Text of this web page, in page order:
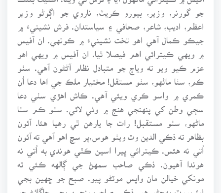
جو گورنر، وزير، بيورو ڪريٽ، ناروي جو اڳوڻو وزير
اعظم، اديب، شاعر، صحافي ۽ سياستدان. فرش نشينيءَ ۾
جيڪو ڪمال آهي اهو تخت نشينيءَ ۾ ڪونهي. ان آفيس
۾ ويهي ڪيترائي اهم فيصلا ٿيا. ان آفيس ۾ ويهي اهو
عزم ڪيو ويو ته وياڄ جو متبادل نظام آڻڻون آهي. سٺو
ڪم، سٺا ماڻهو، سٺو مستقل! مختيار ملڪ جي اها دعا اُن
ڪمري ۾ واسو ڪري ويئي آهي. ڪاش اهڙي سٺي دعا
سڄي وطن کي پنهنجي هنج ۾ وٺي لائي. سٺو ڪم سٺا
ماڻهو، سٺو مستقبل! رات جا يارهن ٿي رهيا هئا. آئون
بظاهر ته ذڪي الدين وٽ ويٺو هوس،پر سچ اهو آهي ته آئون
اُتي نه هئس. ڪيترائي ڀيرا اسين ڪٿي هوندي به اُتي نه
هوندا آهيون. ذڪي صاحب سمهڻ جي ڳالهه ڪئي ته
مونکي خيالن مان واپس موٽڻو پيو. صبح جو ڇهين بجي
ايئرپورٽ پهچڻو هو. ذڪي صاحب پنجين بجي جاڳائڻ جو